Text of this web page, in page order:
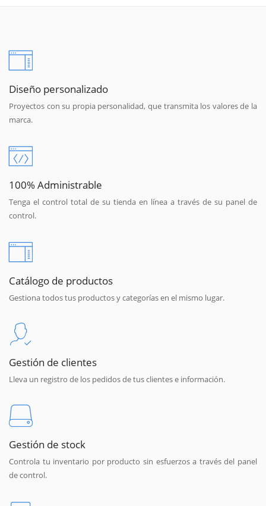
Diseño personalizado
Proyectos con su propia personalidad, que transmita los valores de la
marca.
100% Administrable
Tenga el control total de su tienda en línea a través de su panel de
control.
Catálogo de productos
Gestiona todos tus productos y categorías en el mismo lugar.
Gestión de clientes
Lleva un registro de los pedidos de tus clientes e información.
Gestión de stock
Controla tu inventario por producto sin esfuerzos a través del panel
de control.